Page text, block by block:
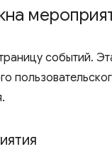
событий.